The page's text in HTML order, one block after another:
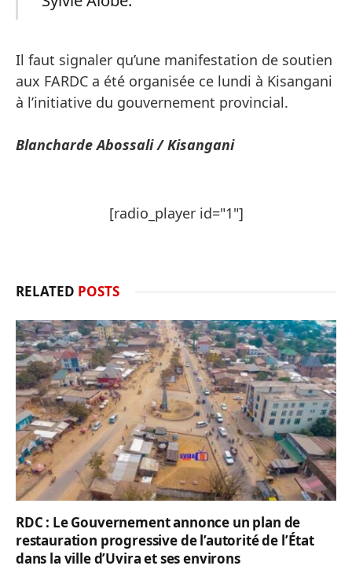
Il faut signaler qu’une manifestation de soutien
aux FARDC a été organisée ce lundi à Kisangani
à l’initiative du gouvernement provincial.
Blancharde Abossali / Kisangani
[radio_player id="1"]
RELATED POSTS
RDC : Le Gouvernement annonce un plan de
restauration progressive de l’autorité de l’État
dans la ville d’Uvira et ses environs